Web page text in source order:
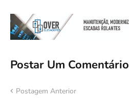
Postar Um Comentário
Postagem Anterior